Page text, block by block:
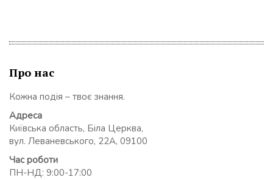
Про нас
Кожна подія – твоє знання.
Адреса
Київська область, Біла Церква,
вул. Леваневського, 22А, 09100
Час роботи
ПН-НД: 9:00-17:00